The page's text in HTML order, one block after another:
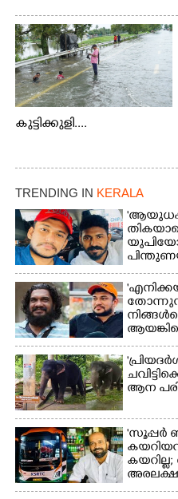
കുട്ടിക്കുളി....
TRENDING IN KERALA
ആന
'സൂപ്പർ